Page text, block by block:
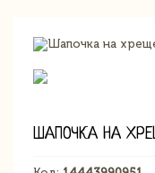
ШАПОЧКА НА